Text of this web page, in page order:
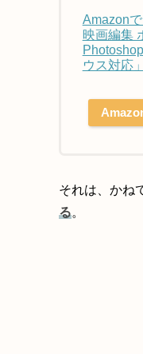
Amazon
映画編集
ウス対応
それは、かね
る。